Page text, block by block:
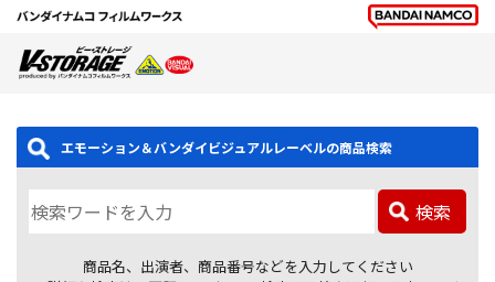
エモーション＆バンダイビジュアルレーベルの商品検索
検索
商品名、出演者、商品番号などを入力してください